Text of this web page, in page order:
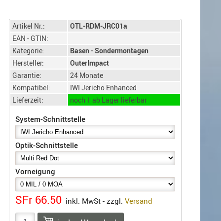
Artikel Nr.:
OTL-RDM-JRC01a
EAN - GTIN:
Kategorie:
Basen - Sondermontagen
Hersteller:
OuterImpact
Garantie:
24 Monate
Kompatibel:
IWI Jericho Enhanced
Lieferzeit:
noch 1 ab Lager lieferbar
System-Schnittstelle
Optik-Schnittstelle
Vorneigung
SFr 66.50 inkl. MwSt - zzgl. Versand